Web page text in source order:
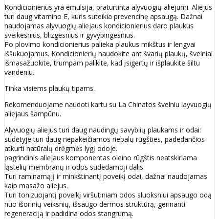
Kondicionierius yra emulsija, praturtinta alyvuogių aliejumi. Aliejus
turi daug vitamino E, kuris suteikia prevencinę apsaugą. Dažnai
naudojamas alyvuogių aliejaus kondicionierius daro plaukus
sveikesnius, blizgesnius ir gyvybingesnius.
Po plovimo kondicionierius palieka plaukus mikštus ir lengvai
iššukuojamus. Kondicionierių naudokite ant švarių plaukų, švelniai
išmasažuokite, trumpam palikite, kad įsigertų ir išplaukite šiltu
vandeniu.
Tinka visiems plaukų tipams.
Rekomenduojame naudoti kartu su La Chinatos švelniu layvuogių
aliejaus šampūnu.
Alyvuogių aliejus turi daug naudingų savybiių plaukams ir odai:
sudėtyje turi daug nepakeičiamos riebalų rūgšties, padedančios
atkurti natūralų drėgmės lygį odoje.
pagrindinis aliejaus komponentas oleino rūgštis neatskiriama
ląstelių membranų ir odos sudedamoji dalis.
Turi raminamąjį ir minkštinantį poveikį odai, dažnai naudojamas
kaip masažo aliejus.
Turi tonizuojantį poveikį viršutiniam odos sluoksniui apsaugo odą
nuo išorinių veiksnių, išsaugo dermos struktūrą, gerinanti
regeneraciją ir padidina odos stangrumą.